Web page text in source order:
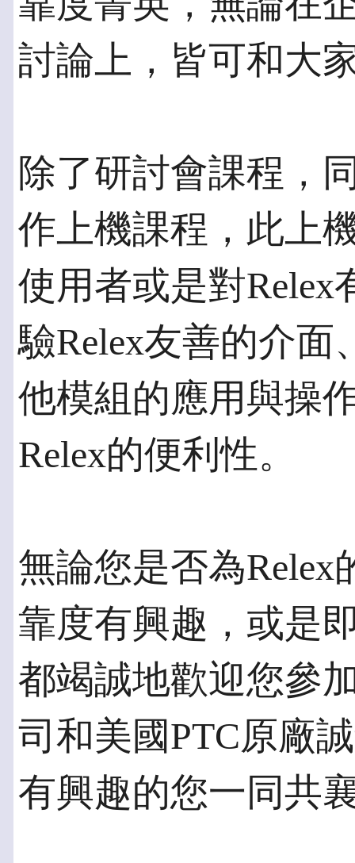
討論上，皆可和大
除了研討會課程，
作上機課程，此上
使用者或是對
驗Relex友善的介
他模組的應用與操
Relex的便利性。
無論您是否為
靠度有興趣，或是
都竭誠地歡迎您參
司和美國PTC原廠
有興趣的您一同共